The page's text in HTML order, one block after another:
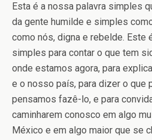
Esta é a nossa palavra simples
da gente humilde e simples
como nós, digna e rebelde. Este
simples para contar o que tem
onde estamos agora, para
e o nosso país, para dizer o que
pensamos fazê-lo, e para
caminharem conosco em algo
México e em algo maior que se